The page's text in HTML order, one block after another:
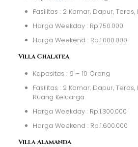
Fasilitas : 2 Kamar, Dapur,
Harga Weekday : Rp.750.000
Harga Weekend : Rp.1.000.000
Villa Chalatea
Kapasitas : 6 – 10 Orang
Fasilitas : 2 Kamar, Dapur,
Ruang Keluarga
Harga Weekday : Rp.1.300.000
Harga Weekend : Rp.1.600.000
Villa Alamanda